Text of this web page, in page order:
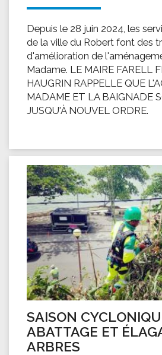
Depuis le 28 juin 2024, les
de la ville du Robert font des
d'amélioration de
Madame. LE MAIRE FARELL
HAUGRIN RAPPELLE QUE
MADAME ET LA BAIGNADE
JUSQU'À NOUVEL ORDRE.
SAISON
ABATTAGE ET
ARBRES